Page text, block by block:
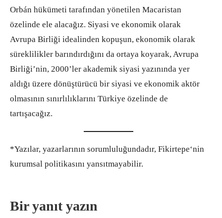
Orbán hükümeti tarafından yönetilen Macaristan
özelinde ele alacağız. Siyasi ve ekonomik olarak
Avrupa Birliği idealinden kopuşun, ekonomik olarak
süreklilikler barındırdığını da ortaya koyarak, Avrupa
Birliği’nin, 2000’ler akademik siyasi yazınında yer
aldığı üzere dönüştürücü bir siyasi ve ekonomik aktör
olmasının sınırlılıklarını Türkiye özelinde de
tartışacağız.
*Yazılar, yazarlarının sorumluluğundadır, Fikirtepe‘nin
kurumsal politikasını yansıtmayabilir.
Bir yanıt yazın